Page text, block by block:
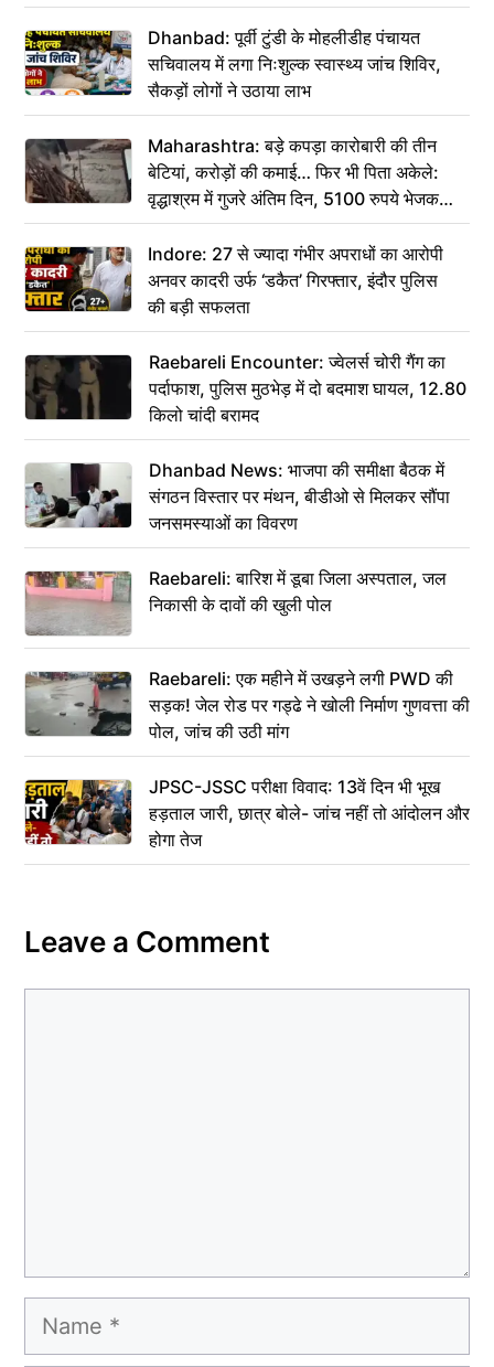
Dhanbad: पूर्वी टुंडी के मोहलीडीह पंचायत
सचिवालय में लगा निःशुल्क स्वास्थ्य जांच शिविर,
सैकड़ों लोगों ने उठाया लाभ
Maharashtra: बड़े कपड़ा कारोबारी की तीन
बेटियां, करोड़ों की कमाई… फिर भी पिता अकेले:
वृद्धाश्रम में गुजरे अंतिम दिन, 5100 रुपये भेजकर
कहा– अंतिम संस्कार कर दीजिए हम नहीं आ पाएंगे
Indore: 27 से ज्यादा गंभीर अपराधों का आरोपी
अनवर कादरी उर्फ ‘डकैत’ गिरफ्तार, इंदौर पुलिस
की बड़ी सफलता
Raebareli Encounter: ज्वेलर्स चोरी गैंग का
पर्दाफाश, पुलिस मुठभेड़ में दो बदमाश घायल, 12.80
किलो चांदी बरामद
Dhanbad News: भाजपा की समीक्षा बैठक में
संगठन विस्तार पर मंथन, बीडीओ से मिलकर सौंपा
जनसमस्याओं का विवरण
Raebareli: बारिश में डूबा जिला अस्पताल, जल
निकासी के दावों की खुली पोल
Raebareli: एक महीने में उखड़ने लगी PWD की
सड़क! जेल रोड पर गड्ढे ने खोली निर्माण गुणवत्ता की
पोल, जांच की उठी मांग
JPSC-JSSC परीक्षा विवाद: 13वें दिन भी भूख
हड़ताल जारी, छात्र बोले- जांच नहीं तो आंदोलन और
होगा तेज
Leave a Comment
Name